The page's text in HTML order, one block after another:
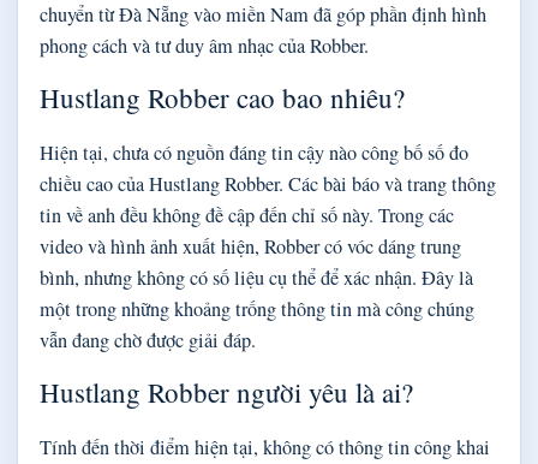
chuyển từ Đà Nẵng vào miền Nam đã góp phần định hình
phong cách và tư duy âm nhạc của Robber.
Hustlang Robber cao bao nhiêu?
Hiện tại, chưa có nguồn đáng tin cậy nào công bố số đo
chiều cao của Hustlang Robber. Các bài báo và trang thông
tin về anh đều không đề cập đến chỉ số này. Trong các
video và hình ảnh xuất hiện, Robber có vóc dáng trung
bình, nhưng không có số liệu cụ thể để xác nhận. Đây là
một trong những khoảng trống thông tin mà công chúng
vẫn đang chờ được giải đáp.
Hustlang Robber người yêu là ai?
Tính đến thời điểm hiện tại, không có thông tin công khai